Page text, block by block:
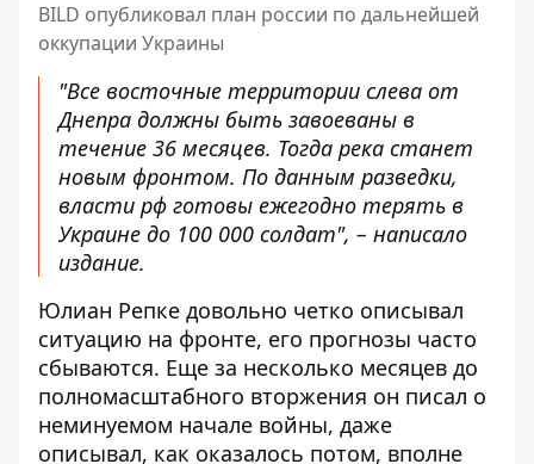
BILD опубликовал план россии по дальнейшей
оккупации Украины
"Все восточные территории слева от
Днепра должны быть завоеваны в
течение 36 месяцев. Тогда река станет
новым фронтом. По данным разведки,
власти рф готовы ежегодно терять в
Украине до 100 000 солдат", – написало
издание.
Юлиан Репке довольно четко описывал
ситуацию на фронте, его прогнозы часто
сбываются. Еще за несколько месяцев до
полномасштабного вторжения он писал о
неминуемом начале войны, даже
описывал, как оказалось потом, вполне